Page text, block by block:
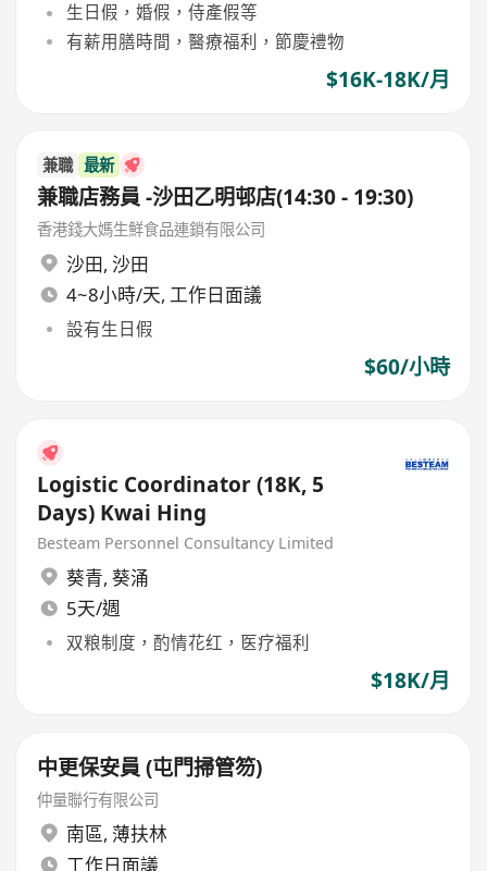
生日假，婚假，侍產假等
有薪用膳時間，醫療福利，節慶禮物
$16K-18K/月
兼職 最新
兼職店務員 -沙田乙明邨店(14:30 - 19:30)
香港錢大媽生鮮食品連鎖有限公司
沙田, 沙田
4~8小時/天, 工作日面議
設有生日假
$60/小時
Logistic Coordinator (18K, 5
Days) Kwai Hing
Besteam Personnel Consultancy Limited
葵青, 葵涌
5天/週
双粮制度，酌情花红，医疗福利
$18K/月
中更保安員 (屯門掃管笏)
仲量聯行有限公司
南區, 薄扶林
工作日面議